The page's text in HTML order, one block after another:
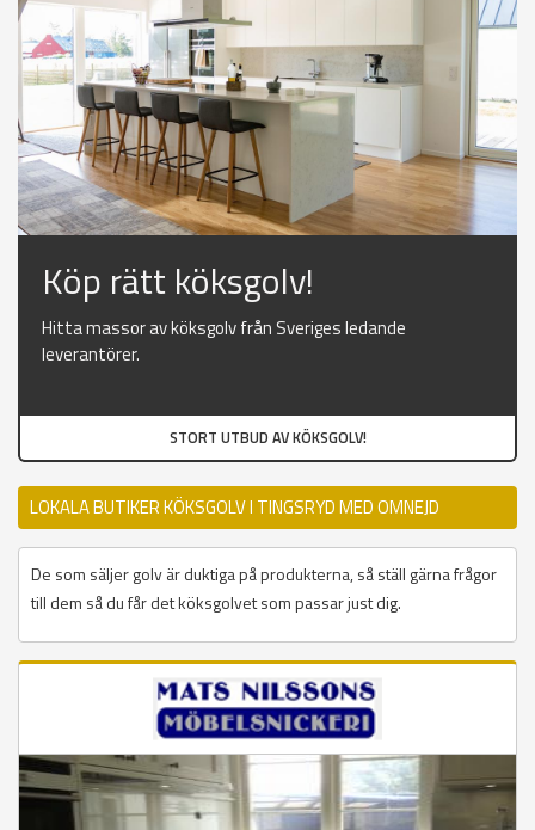
Köp rätt köksgolv!
Hitta massor av köksgolv från Sveriges ledande
leverantörer.
STORT UTBUD AV KÖKSGOLV!
LOKALA BUTIKER KÖKSGOLV I TINGSRYD MED OMNEJD
De som säljer golv är duktiga på produkterna, så ställ gärna frågor
till dem så du får det köksgolvet som passar just dig.